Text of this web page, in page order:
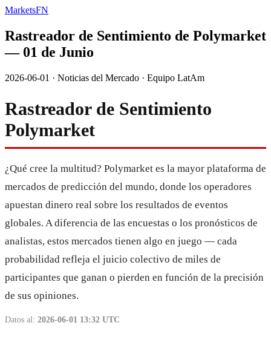
MarketsFN
Rastreador de Sentimiento de Polymarket
— 01 de Junio
2026-06-01 · Noticias del Mercado · Equipo LatAm
Rastreador de Sentimiento
Polymarket
¿Qué cree la multitud? Polymarket es la mayor plataforma de
mercados de predicción del mundo, donde los operadores
apuestan dinero real sobre los resultados de eventos
globales. A diferencia de las encuestas o los pronósticos de
analistas, estos mercados tienen algo en juego — cada
probabilidad refleja el juicio colectivo de miles de
participantes que ganan o pierden en función de la precisión
de sus opiniones.
Datos al: 2026-06-01 13:32 UTC